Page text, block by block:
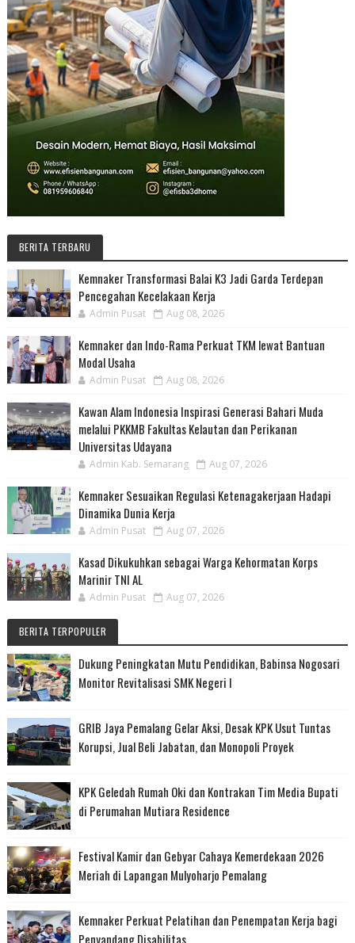
BERITA TERBARU
Kemnaker Transformasi Balai K3 Jadi Garda Terdepan
Pencegahan Kecelakaan Kerja
Admin Pusat Aug 08, 2026
Kemnaker dan Indo-Rama Perkuat TKM lewat Bantuan
Modal Usaha
Admin Pusat Aug 08, 2026
Kawan Alam Indonesia Inspirasi Generasi Bahari Muda
melalui PKKMB Fakultas Kelautan dan Perikanan
Universitas Udayana
Admin Kab. Semarang Aug 07, 2026
Kemnaker Sesuaikan Regulasi Ketenagakerjaan Hadapi
Dinamika Dunia Kerja
Admin Pusat Aug 07, 2026
Kasad Dikukuhkan sebagai Warga Kehormatan Korps
Marinir TNI AL
Admin Pusat Aug 07, 2026
BERITA TERPOPULER
Dukung Peningkatan Mutu Pendidikan, Babinsa Nogosari
Monitor Revitalisasi SMK Negeri I
GRIB Jaya Pemalang Gelar Aksi, Desak KPK Usut Tuntas
Korupsi, Jual Beli Jabatan, dan Monopoli Proyek
KPK Geledah Rumah Oki dan Kontrakan Tim Media Bupati
di Perumahan Mutiara Residence
Festival Kamir dan Gebyar Cahaya Kemerdekaan 2026
Meriah di Lapangan Mulyoharjo Pemalang
Kemnaker Perkuat Pelatihan dan Penempatan Kerja bagi
Penyandang Disabilitas